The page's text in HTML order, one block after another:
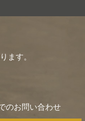
ます。
のお問い合わせ